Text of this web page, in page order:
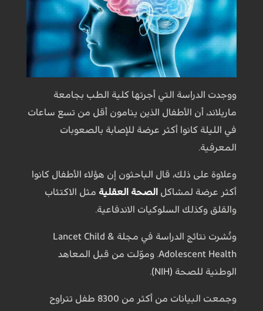
ووجدت الدراسة التي أجرتها كلية الطب بجامعة
ماريلاند، أن الأطفال الذين ينامون أقل من تسع ساعات
في الليلة كانوا أكثر عرضة للإصابة بالصعوبات
المعرفية.
وعلاوة على ذلك، قال الباحثون إن هؤلاء الأطفال كانوا
أكثر عرضة لمشاكل الصحة العقلية مثل الاكتئاب
والقلق وكذلك السلوكيات الاندفاعية.
ونُشرت نتائج الدراسة في مجلة Lancet Child &
Adolescent Health. وموّلت من قبل المعاهد
الوطنية للصحة (NIH).
وجمعت البيانات من أكثر من 8300 طفل تتراوح